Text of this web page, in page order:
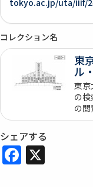
コレクション名
東
ル
東京
の
の閲
シェアする
X